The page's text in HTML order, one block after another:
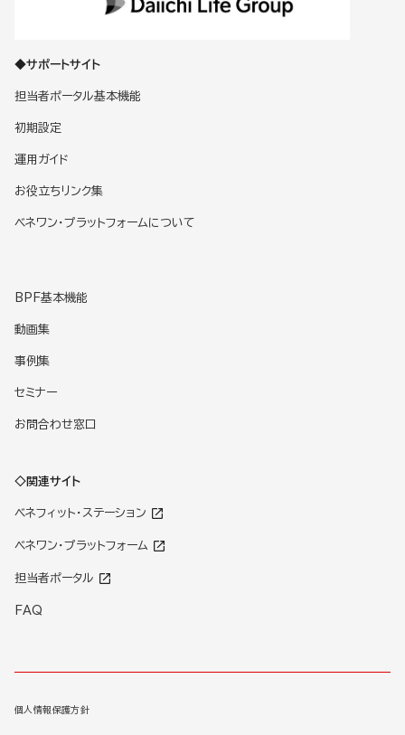
◆サポートサイト
担当者ポータル基本機能
初期設定
運用ガイド
お役立ちリンク集
ベネワン・プラットフォームについて
BPF基本機能
動画集
事例集
セミナー
お問合わせ窓口
◇関連サイト
ベネフィット・ステーション
ベネワン・プラットフォーム
担当者ポータル
FAQ
個人情報保護方針